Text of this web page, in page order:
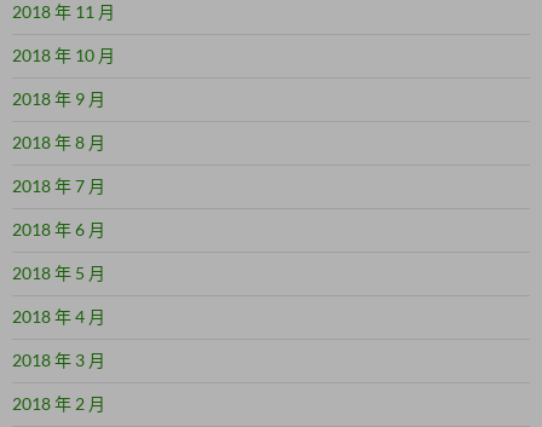
2018 年 11 月
2018 年 10 月
2018 年 9 月
2018 年 8 月
2018 年 7 月
2018 年 6 月
2018 年 5 月
2018 年 4 月
2018 年 3 月
2018 年 2 月